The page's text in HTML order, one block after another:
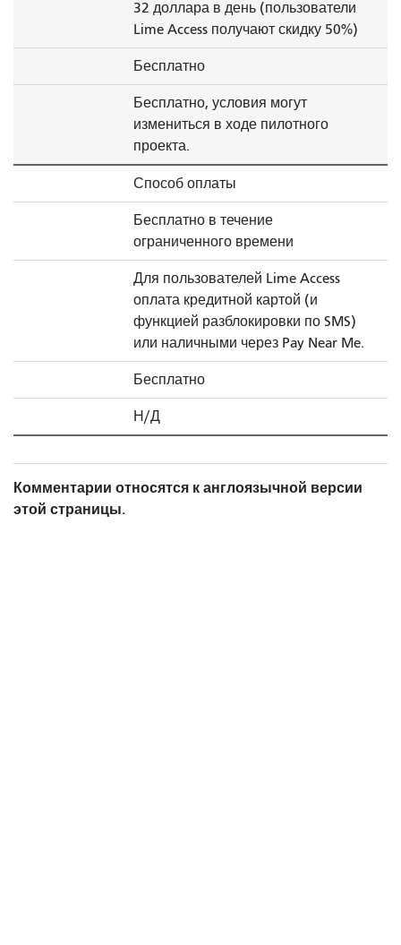
32 доллара в день (пользователи
Lime Access получают скидку 50%)
Бесплатно
Бесплатно, условия могут
измениться в ходе пилотного
проекта.
Способ оплаты
Бесплатно в течение
ограниченного времени
Для пользователей Lime Access
оплата кредитной картой (и
функцией разблокировки по SMS)
или наличными через Pay Near Me.
Бесплатно
Н/Д
Комментарии относятся к англоязычной версии
этой страницы.